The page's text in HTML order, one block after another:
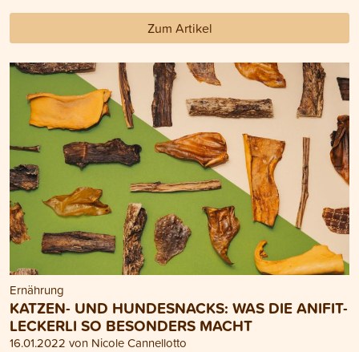
Zum Artikel
Ernährung
KATZEN- UND HUNDESNACKS: WAS DIE ANIFIT-
LECKERLI SO BESONDERS MACHT
16.01.2022 von Nicole Cannellotto